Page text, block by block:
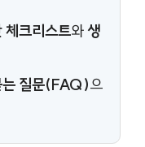
체크리스트와 생
는 질문(FAQ)으